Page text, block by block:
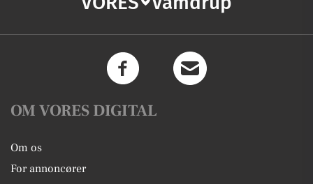
OM VORES DIGITAL
Om os
For annoncører